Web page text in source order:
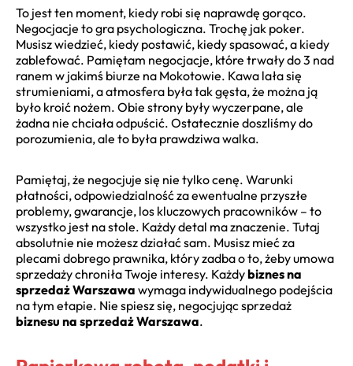
To jest ten moment, kiedy robi się naprawdę gorąco.
Negocjacje to gra psychologiczna. Trochę jak poker.
Musisz wiedzieć, kiedy postawić, kiedy spasować, a kiedy
zablefować. Pamiętam negocjacje, które trwały do 3 nad
ranem w jakimś biurze na Mokotowie. Kawa lała się
strumieniami, a atmosfera była tak gęsta, że można ją
było kroić nożem. Obie strony były wyczerpane, ale
żadna nie chciała odpuścić. Ostatecznie doszliśmy do
porozumienia, ale to była prawdziwa walka.
Pamiętaj, że negocjuje się nie tylko cenę. Warunki
płatności, odpowiedzialność za ewentualne przyszłe
problemy, gwarancje, los kluczowych pracowników – to
wszystko jest na stole. Każdy detal ma znaczenie. Tutaj
absolutnie nie możesz działać sam. Musisz mieć za
plecami dobrego prawnika, który zadba o to, żeby umowa
sprzedaży chroniła Twoje interesy. Każdybiznes na
sprzedaż Warszawa wymaga indywidualnego podejścia
na tym etapie. Nie spiesz się, negocjując sprzedaż
biznesu na sprzedaż Warszawa.